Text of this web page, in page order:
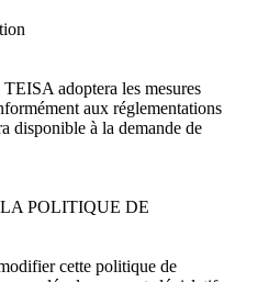
adoptera les mesures
aux réglementations
disponible à la demande de
POLITIQUE DE
cette politique de